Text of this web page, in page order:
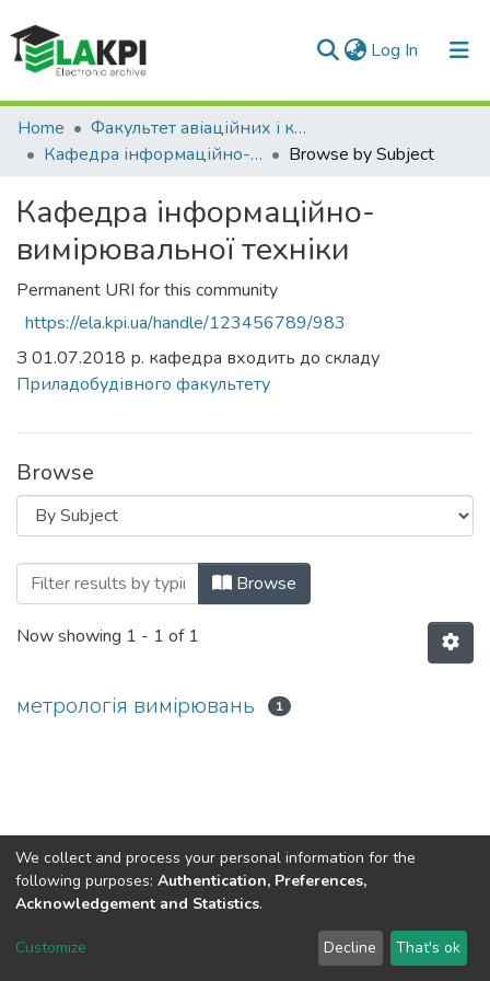
Log In (current)
Communities & Collections
All of DSpace
Home
Факультет авіаційних і космічних систем (ФАКС)
Кафедра інформаційно-вимірювальної техніки
Browse by Subject
Кафедра інформаційно-
вимірювальної техніки
Permanent URI for this community
https://ela.kpi.ua/handle/123456789/983
З 01.07.2018 р. кафедра входить до складу
Приладобудівного факультету
Browse
Browsing Кафедра інформаційно-
Browse
Now showing 1 - 1 of 1
метрологія вимірювань 1
DSpace software copyright © 2002-2026 LYRASIS
Send Feedback
We collect and process your personal information for the
following purposes: Authentication, Preferences,
Acknowledgement and Statistics.
Customize Decline That's ok